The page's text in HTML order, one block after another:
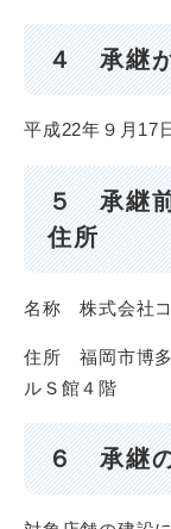
４ 承継
平成22年９月17
５ 承継
住所
名称 株式会社
住所 福岡市博
ルＳ館４階
６ 承継